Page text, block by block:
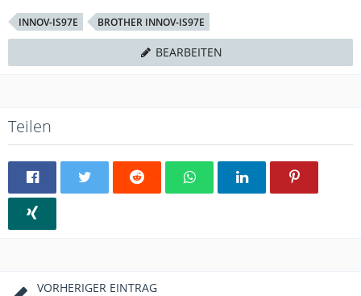
INNOV-IS97E BROTHER INNOV-IS97E
BEARBEITEN
Teilen
VORHERIGER EINTRAG